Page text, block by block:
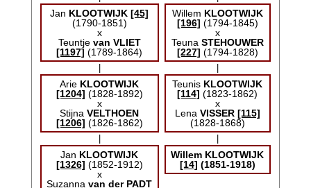
Jan KLOOTWIJK [45]
(1790-1851)
x
Teuntje van VLIET
[1197] (1789-1864)
Willem KLOOTWIJK
[196] (1794-1845)
x
Teuna STEHOUWER
[227] (1794-1828)
Arie KLOOTWIJK
[1204] (1828-1892)
x
StijnaVELTHOEN
[1206] (1826-1862)
Teunis KLOOTWIJK
[114] (1823-1862)
x
Lena VISSER [115]
(1828-1868)
Jan KLOOTWIJK
[1326] (1852-1912)
x
Suzannavan der PADT
Willem KLOOTWIJK
[14] (1851-1918)